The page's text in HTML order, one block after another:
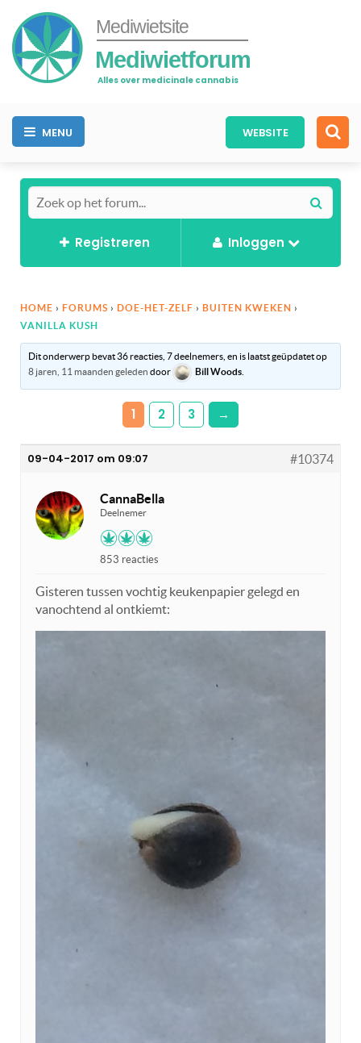
Mediwietsite
Mediwietforum
Alles over medicinale cannabis
MENU WEBSITE
Registreren Inloggen
HOME › FORUMS › DOE-HET-ZELF › BUITEN KWEKEN ›
VANILLA KUSH
Dit onderwerp bevat 36 reacties, 7 deelnemers, en is laatst geüpdatet op
8 jaren, 11 maanden geleden door Bill Woods
1 2 3 →
09-04-2017 om 09:07 #10374
CannaBella
Deelnemer
853 reacties
Gisteren tussen vochtig keukenpapier gelegd en
vanochtend al ontkiemt: